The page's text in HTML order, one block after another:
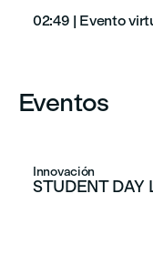
02:49 | Evento
Eventos
Innovación
STUDENT DAY